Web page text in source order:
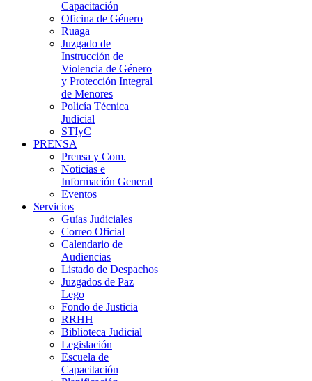
Capacitación
Oficina de Género
Ruaga
Juzgado de
Instrucción de
Violencia de Género
y Protección Integral
de Menores
Policía Técnica
Judicial
STIyC
PRENSA
Prensa y Com.
Noticias e
Información General
Eventos
Servicios
Guías Judiciales
Correo Oficial
Calendario de
Audiencias
Listado de Despachos
Juzgados de Paz
Lego
Fondo de Justicia
RRHH
Biblioteca Judicial
Legislación
Escuela de
Capacitación